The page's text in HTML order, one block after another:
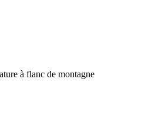
à flanc de montagne